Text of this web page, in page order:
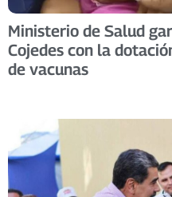
Ministerio de Salud
Cojedes con la
de vacunas